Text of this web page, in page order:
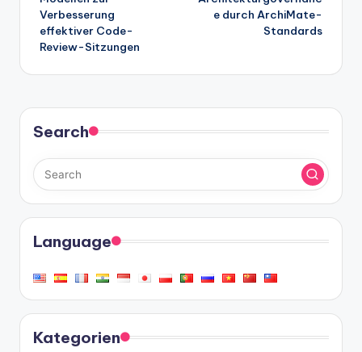
Verbesserung
effektiver Code-
Review-Sitzungen
e durch ArchiMate-
Standards
Search
Language
Kategorien